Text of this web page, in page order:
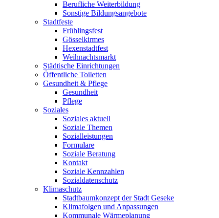
Berufliche Weiterbildung
Sonstige Bildungsangebote
Stadtfeste
Frühlingsfest
Gösselkirmes
Hexenstadtfest
Weihnachtsmarkt
Städtische Einrichtungen
Öffentliche Toiletten
Gesundheit & Pflege
Gesundheit
Pflege
Soziales
Soziales aktuell
Soziale Themen
Sozialleistungen
Formulare
Soziale Beratung
Kontakt
Soziale Kennzahlen
Sozialdatenschutz
Klimaschutz
Stadtbaumkonzept der Stadt Geseke
Klimafolgen und Anpassungen
Kommunale Wärmeplanung